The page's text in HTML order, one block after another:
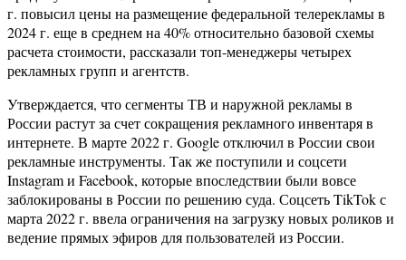
г. повысил цены на размещение федеральной телерекламы в
2024 г. еще в среднем на 40% относительно базовой схемы
расчета стоимости, рассказали топ-менеджеры четырех
рекламных групп и агентств.
Утверждается, что сегменты ТВ и наружной рекламы в
России растут за счет сокращения рекламного инвентаря в
интернете. В марте 2022 г. Google отключил в России свои
рекламные инструменты. Так же поступили и соцсети
Instagram и Facebook, которые впоследствии были вовсе
заблокированы в России по решению суда. Соцсеть TikTok с
марта 2022 г. ввела ограничения на загрузку новых роликов и
ведение прямых эфиров для пользователей из России.